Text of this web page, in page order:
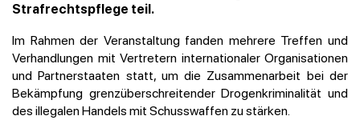
Strafrechtspflege teil.
Im Rahmen der Veranstaltung fanden mehrere Treffen und
Verhandlungen mit Vertretern internationaler Organisationen
und Partnerstaaten statt, um die Zusammenarbeit bei der
Bekämpfung grenzüberschreitender Drogenkriminalität und
des illegalen Handels mit Schusswaffen zu stärken.